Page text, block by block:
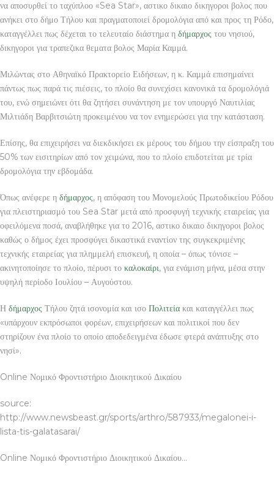
να αποσυρθεί το ταχύπλοο «Sea Star», αστικο δικαιο δικηγοροι βολος που
ανήκει στο δήμο Τήλου και πραγματοποιεί δρομολόγια από και προς τη Ρόδο,
καταγγέλλει πως δέχεται το τελευταίο διάστημα η δήμαρχος του νησιού,
δικηγοροι για τραπεζικα θεματα βολος Μαρία Καμμά.
Μιλώντας στο Αθηναϊκό Πρακτορείο Ειδήσεων, η κ. Καμμά επισημαίνει
πάντως πως παρά τις πιέσεις, το πλοίο θα συνεχίσει κανονικά τα δρομολόγιά
του, ενώ σημειώνει ότι θα ζητήσει συνάντηση με τον υπουργό Ναυτιλίας
Μιλτιάδη Βαρβιτσιώτη προκειμένου να τον ενημερώσει για την κατάσταση.
Επίσης, θα επιχειρήσει να διεκδικήσει εκ μέρους του δήμου την είσπραξη του
50% των εισιτηρίων από τον χειμώνα, που το πλοίο επιδοτείται με τρία
δρομολόγια την εβδομάδα.
Όπως ανέφερε η δήμαρχος, η απόφαση του Μονομελούς Πρωτοδικείου Ρόδου
για πλειστηριασμό του Sea Star μετά από προσφυγή τεχνικής εταιρείας για
οφειλόμενα ποσά, αναβλήθηκε για το 2016, αστικο δικαιο δικηγοροι βολος
καθώς ο δήμος έχει προσφύγει δικαστικά εναντίον της συγκεκριμένης
τεχνικής εταιρείας για πλημμελή επισκευή, η οποία – όπως τόνισε –
ακινητοποίησε το πλοίο, πέρυσι το καλοκαίρι, για ενάμιση μήνα, μέσα στην
υψηλή περίοδο Ιουλίου – Αυγούστου.
Η δήμαρχος Τήλου ζητά ισονομία και ισο Πολιτεία και καταγγέλλει πως
«υπάρχουν εκπρόσωποι φορέων, επιχειρήσεων και πολιτικοί που δεν
στηρίζουν ένα πλοίο το οποίο αποδεδειγμένα έδωσε φτερά ανάπτυξης στο
νησί».
Online Νομικό Φροντιστήριο Διοικητικού Δικαίου
source:
http://www.newsbeast.gr/sports/arthro/587933/megalonei-i-
lista-tis-galatasarai/
Online Νομικό Φροντιστήριο Διοικητικού Δικαίου…